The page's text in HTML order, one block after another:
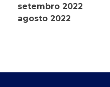
setembro 2022
agosto 2022